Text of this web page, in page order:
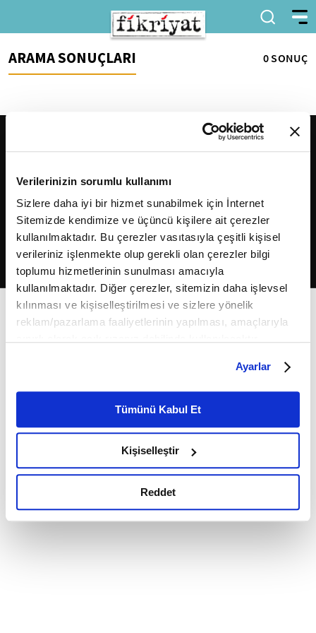
Verilerinizin sorumlu kullanımı
Sizlere daha iyi bir hizmet sunabilmek için İnternet
Sitemizde kendimize ve üçüncü kişilere ait çerezler
kullanılmaktadır. Bu çerezler vasıtasıyla çeşitli kişisel
verileriniz işlenmekte olup gerekli olan çerezler bilgi
toplumu hizmetlerinin sunulması amacıyla
kullanılmaktadır. Diğer çerezler, sitemizin daha işlevsel
kılınması ve kişiselleştirilmesi ve sizlere yönelik
reklam/pazarlama faaliyetlerinin yapılması, amaçlarıyla
belirleyebilirsiniz. Çerezlere ilişkin detaylı bilgi için
Ayarlar butonuna tıklayabilir,Çerez Bilgilendirme
Metnimizi ziyaret edebilirsiniz.
6698 sayılı Kişisel Verilerin Korunması Kanunu uyarınca
okumak ve sitemizi ziyaretiniz kapsamında
gerçekleştirilen veri işleme faaliyetleri ile ilgili daha
detaylı bilgi almak için lütfentıklayınız.
Ayarlar
Tümünü Kabul Et
Kişiselleştir
Reddet
ARAMA SONUÇLARI 0 SONUÇ
2026Fikriyat. Tüm hakları saklıdır.